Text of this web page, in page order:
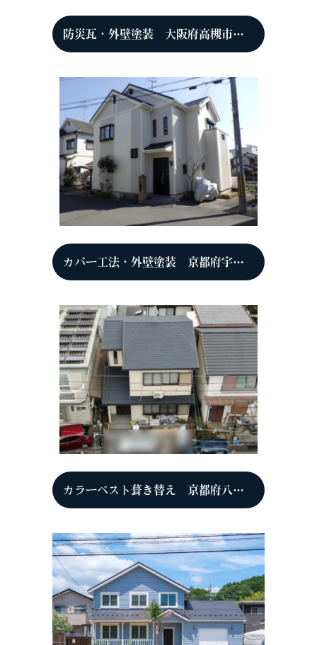
防災瓦・外壁塗装 大阪府高槻市 Y様
カバー工法・外壁塗装 京都府宇治市 N様
カラーベスト葺き替え 京都府八幡市 Y様